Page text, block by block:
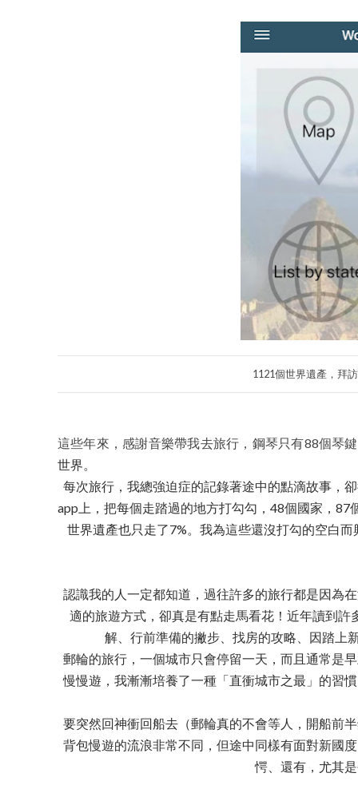
1121個世界遺產，拜
這些年來，感謝音樂帶我去旅行，鋼琴只有88個琴
世界。
每次旅行，我總強迫症的記錄著途中的點滴故事，
app上，把每個走踏過的地方打勾勾，48個國家，87
世界遺產也只走了7%。我為這些還沒打勾的空白
認識我的人一定都知道，過往許多的旅行都是因為
適的旅遊方式，卻真是有點走馬看花！近年讀到
解、行前準備的撇步、找房的攻略、因踏上
郵輪的旅行，一個城市只會停留一天，而且通常是
慢慢遊，我漸漸培養了一種「直衝城市之最」的習
要突然回神衝回船去（郵輪真的不會等人，開船前
背包慢遊的流浪非常不同，但途中同樣有面對新國
愕、還有，尤其